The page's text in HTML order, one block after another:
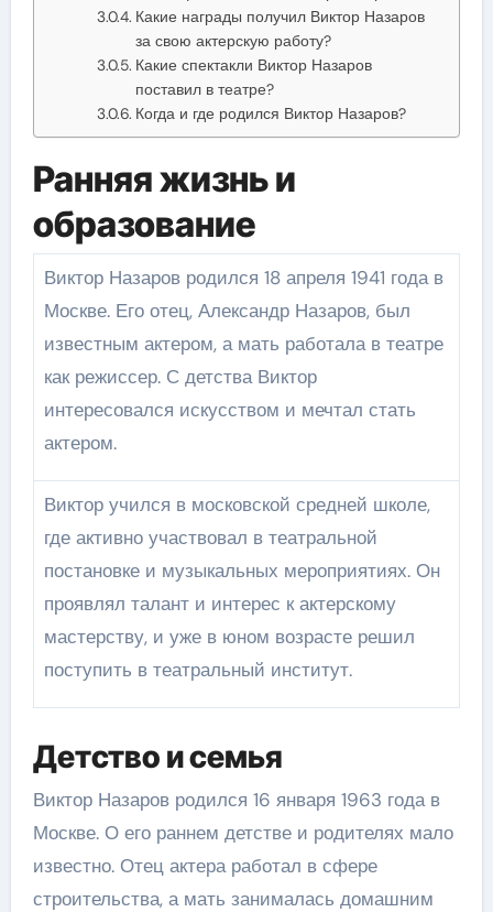
Какие награды получил Виктор Назаров
за свою актерскую работу?
Какие спектакли Виктор Назаров
поставил в театре?
Когда и где родился Виктор Назаров?
Ранняя жизнь и
образование
Виктор Назаров родился 18 апреля 1941 года в
Москве. Его отец, Александр Назаров, был
известным актером, а мать работала в театре
как режиссер. С детства Виктор
интересовался искусством и мечтал стать
актером.
Виктор учился в московской средней школе,
где активно участвовал в театральной
постановке и музыкальных мероприятиях. Он
проявлял талант и интерес к актерскому
мастерству, и уже в юном возрасте решил
поступить в театральный институт.
Детство и семья
Виктор Назаров родился 16 января 1963 года в
Москве. О его раннем детстве и родителях мало
известно. Отец актера работал в сфере
строительства, а мать занималась домашним